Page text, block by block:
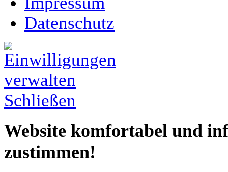
Datenschutz
Schließen
Website komfortabel und
zustimmen!